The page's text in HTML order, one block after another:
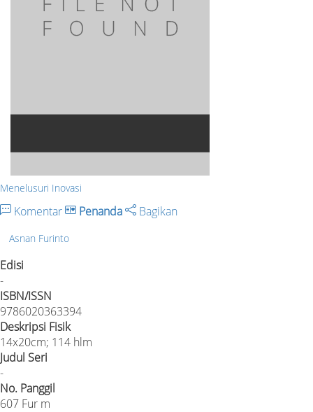
Menelusuri Inovasi
Komentar Penanda Bagikan
Asnan Furinto
Edisi
-
ISBN/ISSN
9786020363394
Deskripsi Fisik
14x20cm; 114 hlm
Judul Seri
-
No. Panggil
607 Fur m